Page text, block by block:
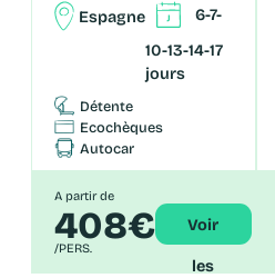
Espagne
6-7-
10-13-14-17
jours
Détente
Ecochèques
Autocar
A partir de
408€
/PERS.
Voir
les